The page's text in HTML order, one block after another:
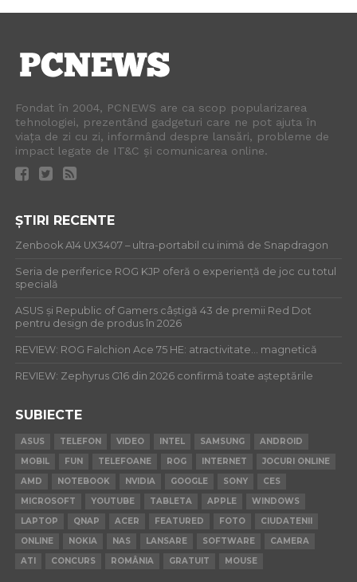
Fondat în 2004, PCNEWS are ca scop popularizarea
tehnologiei, prezentând gadgeturi care ne pot ajuta în
viața de zi cu zi, informând despre lansări, probleme de
impact legate de IT&C și comunicarea online.
ȘTIRI RECENTE
Zenbook A14 UX3407 – ultra-portabil cu inimă de Snapdragon
Seria de periferice ROG KJP oferă o experiență de joc cu totul
specială
ASUS și Republic of Gamers câștigă 43 de premii Red Dot
pentru design de produs în 2026
REVIEW: ROG Falchion Ace 75 HE: atractivitate… magnetică
REVIEW: Zephyrus G16 din 2026 confirmă toate așteptările
SUBIECTE
ASUS TELEFON VIDEO INTEL SAMSUNG
ANDROID
MOBIL
FUN TELEFOANE ROG INTERNET
JOCURI ONLINE
AMD
NOTEBOOK NVIDIA GOOGLE SONY
CES
MICROSOFT
YOUTUBE TABLETA APPLE
WINDOWS
LAPTOP
QNAP ACER FEATURED FOTO
CIUDATENII
ONLINE
NOKIA NAS LANSARE SOFTWARE
CAMERA
ATI
CONCURS ROMÂNIA GRATUIT MOUSE